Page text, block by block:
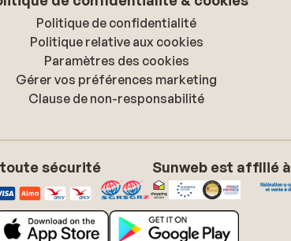
Politique de confidentialité
Politique relative aux cookies
Paramètres des cookies
Gérer vos préférences marketing
Clause de non-responsabilité
toute sécurité Sunweb est affilié à